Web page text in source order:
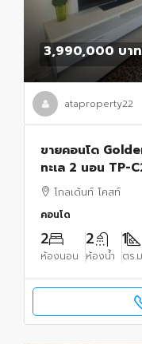
3,990,000 บาท
ataproperty22
ขายคอนโด
ทะเล 2 นอน TP-
โกลเด้นท์ โคสท์
คอนโด
2
ห้องนอน
2
ห้องน้ำ
1
ตร.